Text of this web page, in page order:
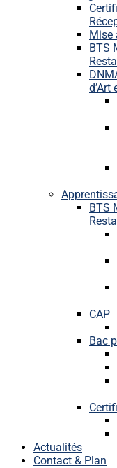
Mise
BTS
d’Art
BTS
CAP
Bac
Actualités
Contact & Plan